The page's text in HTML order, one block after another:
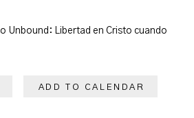
Unbound: Libertad en Cristo cuando
ADD TO CALENDAR